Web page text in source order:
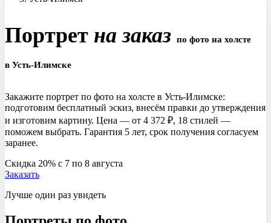
Портрет на заказ по фото на холсте
в Усть-Илимске
Закажите портрет по фото на холсте в Усть-Илимске:
подготовим бесплатный эскиз, внесём правки до утверждения
и изготовим картину. Цена — от 4 372 ₽, 18 стилей —
поможем выбрать. Гарантия 5 лет, срок получения согласуем
заранее.
Скидка 20% c 7 по 8 августа
Заказать
Лучше один раз увидеть